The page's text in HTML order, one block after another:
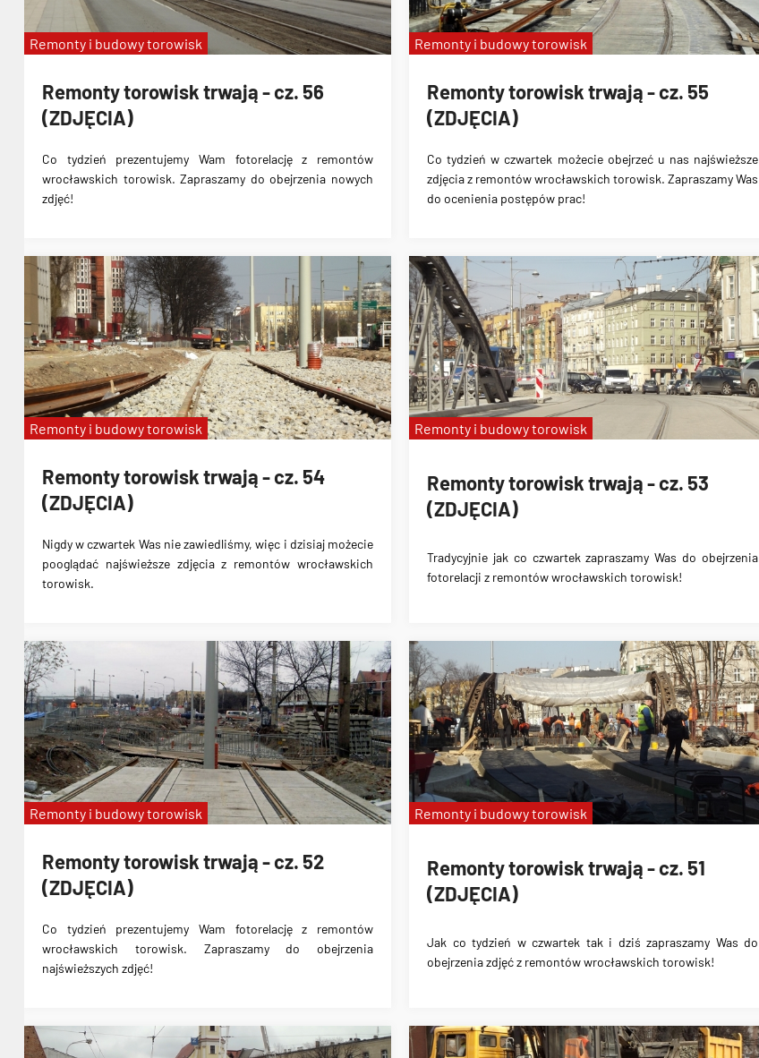
Remonty torowisk trwają - cz. 56
(ZDJĘCIA)
Co tydzień prezentujemy Wam fotorelację z remontów
wrocławskich torowisk. Zapraszamy do obejrzenia nowych
zdjęć!
Remonty i budowy torowisk
Remonty torowisk trwają - cz. 55
(ZDJĘCIA)
Co tydzień w czwartek możecie obejrzeć u nas najświeższe
zdjęcia z remontów wrocławskich torowisk. Zapraszamy Was
do ocenienia postępów prac!
Remonty i budowy torowisk
Remonty torowisk trwają - cz. 54
(ZDJĘCIA)
Nigdy w czwartek Was nie zawiedliśmy, więc i dzisiaj możecie
pooglądać najświeższe zdjęcia z remontów wrocławskich
torowisk.
Remonty i budowy torowisk
Remonty torowisk trwają - cz. 53
(ZDJĘCIA)
Tradycyjnie jak co czwartek zapraszamy Was do obejrzenia
fotorelacji z remontów wrocławskich torowisk!
Remonty i budowy torowisk
Remonty torowisk trwają - cz. 52
(ZDJĘCIA)
Co tydzień prezentujemy Wam fotorelację z remontów
wrocławskich torowisk. Zapraszamy do obejrzenia
najświeższych zdjęć!
Remonty i budowy torowisk
Remonty torowisk trwają - cz. 51
(ZDJĘCIA)
Jak co tydzień w czwartek tak i dziś zapraszamy Was do
obejrzenia zdjęć z remontów wrocławskich torowisk!
Remonty i budowy torowisk